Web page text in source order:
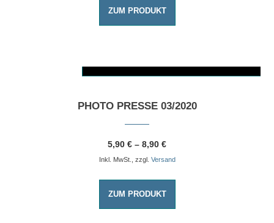
ZUM PRODUKT
Dieses Produkt weist mehrere Varianten auf. Die Optionen können auf der Produktseite gewählt werden
PHOTO PRESSE 03/2020
5,90 € – 8,90 €
Inkl. MwSt., zzgl. Versand
ZUM PRODUKT